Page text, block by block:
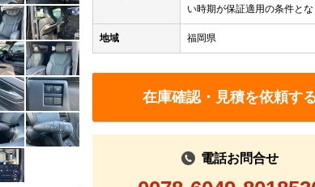
い時期が保証適用の条件とな
地域 福岡県
在庫確認・見積を依頼す
電話お問合せ